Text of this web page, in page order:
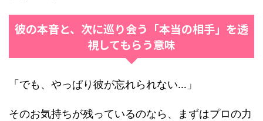
彼の本音と、次に巡り会う「本当の相手」を透
視してもらう意味
「でも、やっぱり彼が忘れられない…」
そのお気持ちが残っているのなら、まずはプロの力